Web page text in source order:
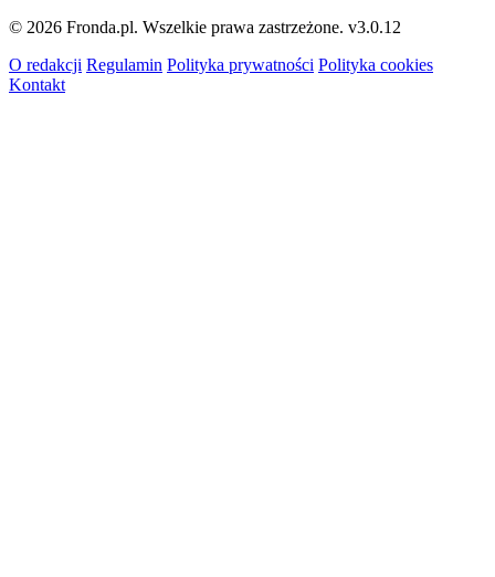
© 2026 Fronda.pl. Wszelkie prawa zastrzeżone. v3.0.12
O redakcji Regulamin Polityka prywatności Polityka cookies
Kontakt